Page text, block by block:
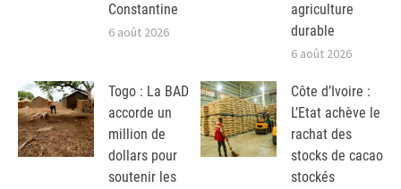
Constantine
6 août 2026
agriculture
durable
6 août 2026
Togo : La BAD
accorde un
million de
dollars pour
soutenir les
Côte d’Ivoire :
L’Etat achève le
rachat des
stocks de cacao
stockés